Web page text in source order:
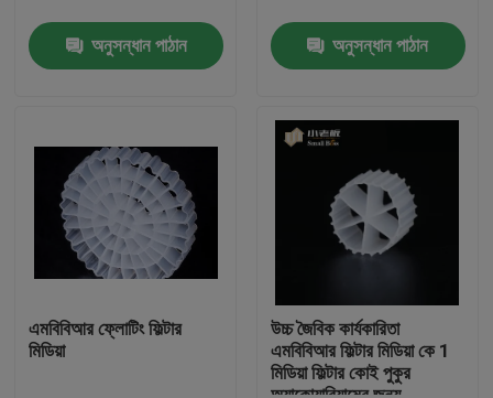
আমাদের সম্পর্কে
কারখানা ভ্রমণ
অনুসন্ধান পাঠান অনুসন্ধান পাঠান
এমবিবিআর ফ্লোটিং ফিল্টার
মিডিয়া
উচ্চ জৈবিক কার্যকারিতা
এমবিবিআর ফিল্টার মিডিয়া কে 1
মিডিয়া ফিল্টার কোই পুকুর